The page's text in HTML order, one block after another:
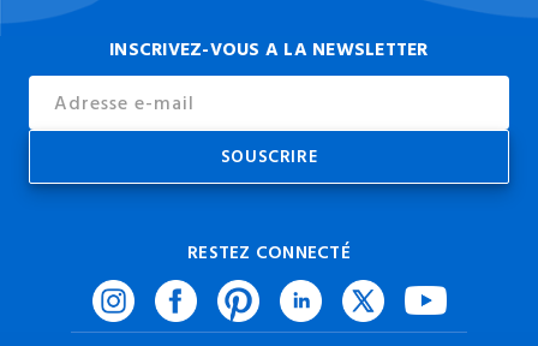
INSCRIVEZ-VOUS A LA NEWSLETTER
Address
RESTEZ CONNECTÉ